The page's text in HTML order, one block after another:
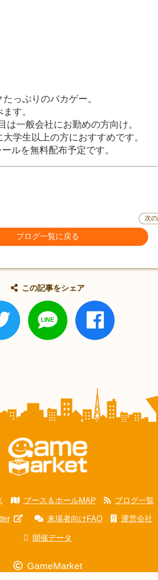
っぷりのバカゲー。
す。
一般会社にお勤めの方向け。
学生以上の方におすすめです。
ルを無料配布予定です。
ブログ一覧に戻る
次
この記事をシェア
ブース＆ホールMAP ブログ一覧
来場者向けFAQ 運営会社
開催データ
GameMarket